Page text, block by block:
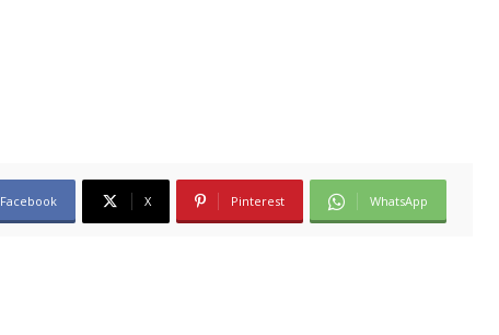
Facebook X Pinterest WhatsApp